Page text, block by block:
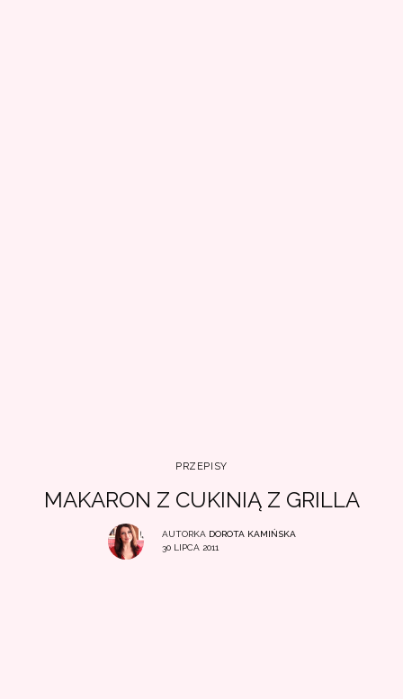
PRZEPISY
MAKARON Z CUKINIĄ Z GRILLA
AUTORKA DOROTA KAMIŃSKA
30 LIPCA 2011